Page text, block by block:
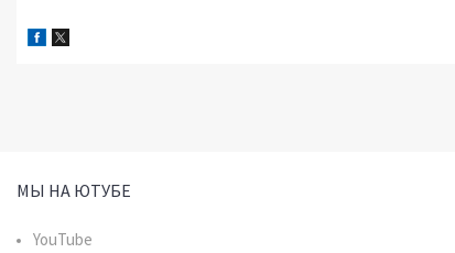
МЫ НА ЮТУБЕ
YouTube